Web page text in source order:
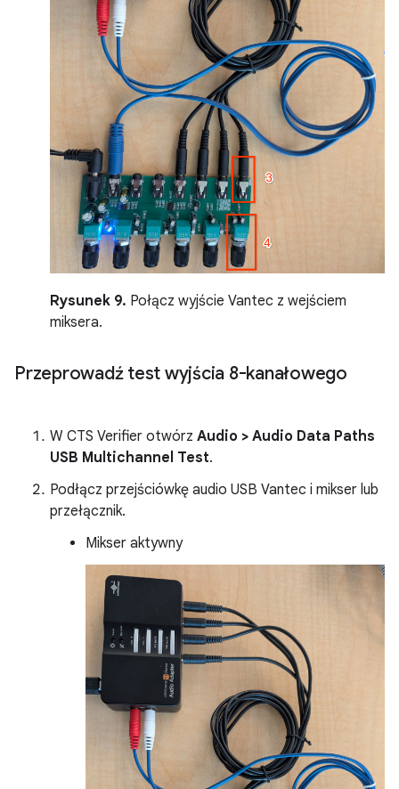
Rysunek 9. Połącz wyjście Vantec z wejściem
miksera.
Przeprowadź test wyjścia 8-kanałowego
W CTS Verifier otwórz Audio > Audio Data Paths
USB Multichannel Test.
Podłącz przejściówkę audio USB Vantec i mikser lub
przełącznik.
Mikser aktywny